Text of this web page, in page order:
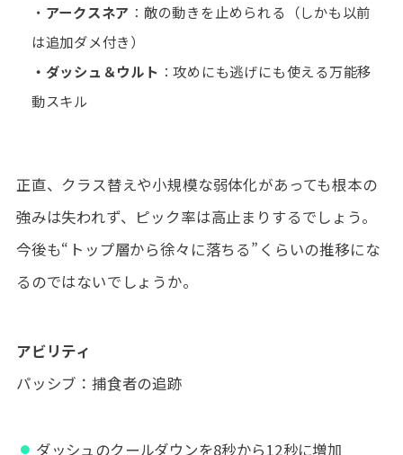
・ アークスネア ：敵の動きを止められる（しかも以前
は追加ダメ付き）
・ダッシュ＆ウルト ：攻めにも逃げにも使える万能移
動スキル
正直、クラス替えや小規模な弱体化があっても根本の
強みは失われず、ピック率は高止まりするでしょう。
今後も“トップ層から徐々に落ちる”くらいの推移にな
るのではないでしょうか。
アビリティ
パッシブ：捕食者の追跡
ダッシュのクールダウンを8秒から12秒に増加